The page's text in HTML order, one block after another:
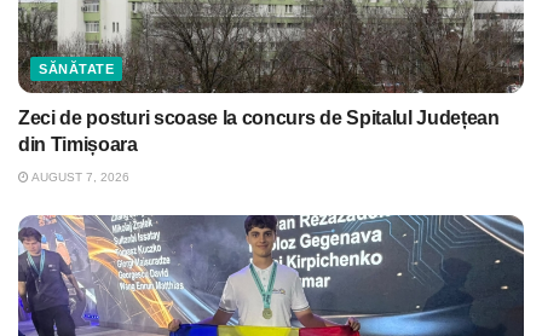
SĂNĂTATE
Zeci de posturi scoase la concurs de Spitalul Județean
din Timișoara
AUGUST 7, 2026